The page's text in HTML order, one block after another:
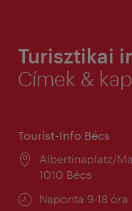
Turisztikai
Címek &
Tourist-Info Bécs
Helyszín:
Albertinaplatz/
1010 Bécs
Nyitva
Naponta 9-18